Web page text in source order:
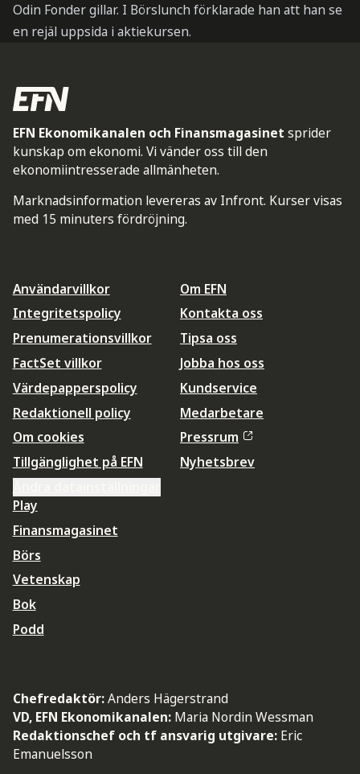
Odin Fonder gillar. I Börslunch förklarade han att han se
en rejäl uppsida i aktiekursen.
EFN Ekonomikanalen och Finansmagasinet sprider
kunskap om ekonomi. Vi vänder oss till den
ekonomiintresserade allmänheten.
Marknadsinformation levereras av Infront. Kurser visas
med 15 minuters fördröjning.
Användarvillkor
Integritetspolicy
Prenumerationsvillkor
FactSet villkor
Värdepapperspolicy
Redaktionell policy
Om cookies
Tillgänglighet på EFN
Om EFN
Kontakta oss
Tipsa oss
Jobba hos oss
Kundservice
Medarbetare
Pressrum
Nyhetsbrev
Play
Finansmagasinet
Börs
Vetenskap
Bok
Podd
Chefredaktör:Anders Hägerstrand
VD, EFN Ekonomikanalen: Maria Nordin Wessman
Redaktionschef och tf ansvarig utgivare: Eric
Emanuelsson